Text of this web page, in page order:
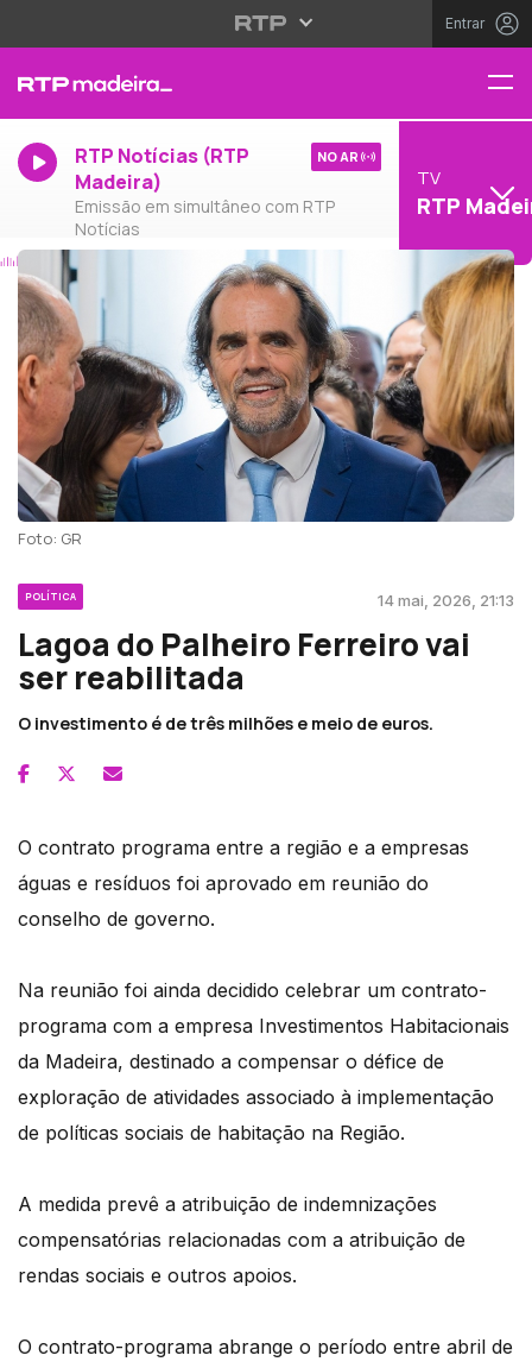
Entrar
RTP Notícias (RTP
Madeira)
Emissão em simultâneo com RTP
Notícias
NO AR
TV
RTP
Foto: GR
POLÍTICA 14 mai, 2026, 21:13
Lagoa do Palheiro Ferreiro vai
ser reabilitada
O investimento é de três milhões e meio de euros.
O contrato programa entre a região e a empresas
águas e resíduos foi aprovado em reunião do
conselho de governo.
Na reunião foi ainda decidido celebrar um contrato-
programa com a empresa Investimentos Habitacionais
da Madeira, destinado a compensar o défice de
exploração de atividades associado à implementação
de políticas sociais de habitação na Região.
A medida prevê a atribuição de indemnizações
compensatórias relacionadas com a atribuição de
rendas sociais e outros apoios.
O contrato-programa abrange o período entre abril de